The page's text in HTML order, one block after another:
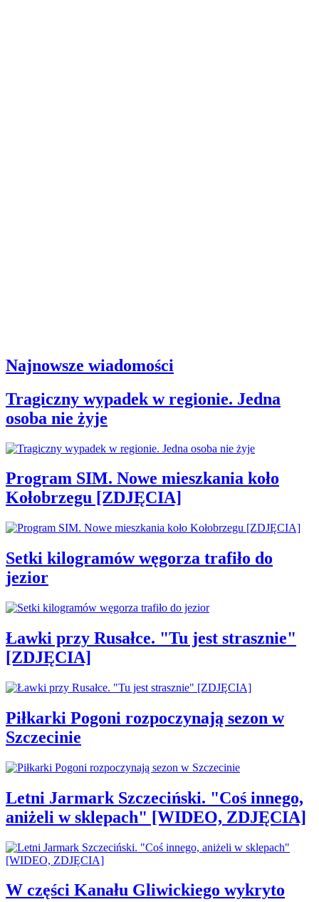
Najnowsze wiadomości
Tragiczny wypadek w regionie. Jedna
osoba nie żyje
Program SIM. Nowe mieszkania koło
Kołobrzegu [ZDJĘCIA]
Setki kilogramów węgorza trafiło do
jezior
Ławki przy Rusałce. "Tu jest strasznie"
[ZDJĘCIA]
Piłkarki Pogoni rozpoczynają sezon w
Szczecinie
Letni Jarmark Szczeciński. "Coś innego,
aniżeli w sklepach" [WIDEO, ZDJĘCIA]
W części Kanału Gliwickiego wykryto